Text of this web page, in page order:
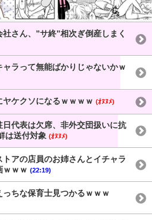
社さん、”サ終”相次ぎ倒産しまく
ャラって無能ばかりじゃないかｗ
ヤケクソになるｗｗｗｗ (ｵﾇﾇﾒ)
日代表は欠席、非外交団扱いに抗
は送付対象 (ｵﾇﾇﾒ)
トアの店員のお姉さんとイチャラ
ｗｗｗ (22:19)
っちな保育士見つかるｗｗｗ